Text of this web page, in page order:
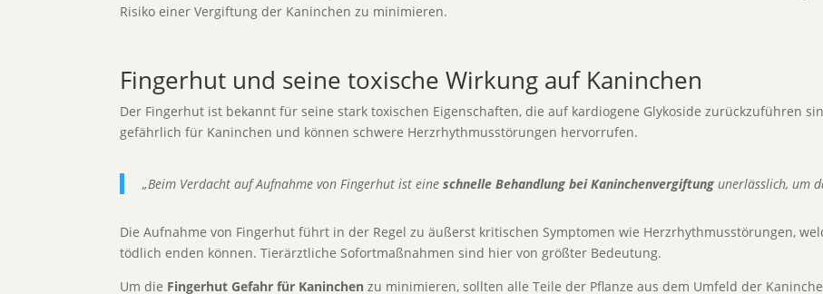
Risiko einer Vergiftung der Kaninchen zu minimieren.
Fingerhut und seine toxische Wirkung auf Kaninchen
Der Fingerhut ist bekannt für seine stark toxischen Eigenschaften, die auf kardiogene Glykoside zurückzuführen
gefährlich für Kaninchen und können schwere Herzrhythmusstörungen hervorrufen.
„Beim Verdacht auf Aufnahme von Fingerhut ist eine schnelle Behandlung bei Kaninchenvergiftung unerlässlich, um
Die Aufnahme von Fingerhut führt in der Regel zu äußerst kritischen Symptomen wie Herzrhythmusstörungen,
tödlich enden können. Tierärztliche Sofortmaßnahmen sind hier von größter Bedeutung.
Um die Fingerhut Gefahr für Kaninchen zu minimieren, sollten alle Teile der Pflanze aus dem Umfeld der